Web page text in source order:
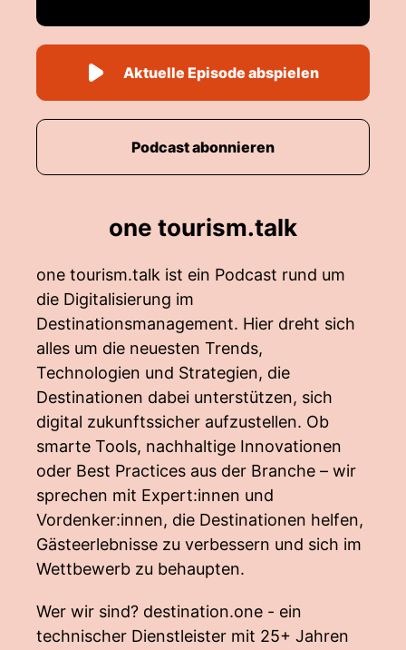
one tourism.talk
one tourism.talk ist ein Podcast rund um
die Digitalisierung im
Destinationsmanagement. Hier dreht sich
alles um die neuesten Trends,
Technologien und Strategien, die
Destinationen dabei unterstützen, sich
digital zukunftssicher aufzustellen. Ob
smarte Tools, nachhaltige Innovationen
oder Best Practices aus der Branche – wir
sprechen mit Expert:innen und
Vordenker:innen, die Destinationen helfen,
Gästeerlebnisse zu verbessern und sich im
Wettbewerb zu behaupten.
Wer wir sind? destination.one - ein
technischer Dienstleister mit 25+ Jahren
Aktuelle Episode abspielen
Podcast abonnieren